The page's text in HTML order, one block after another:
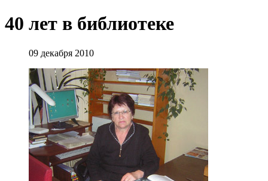
40 лет в библиотеке
09 декабря 2010